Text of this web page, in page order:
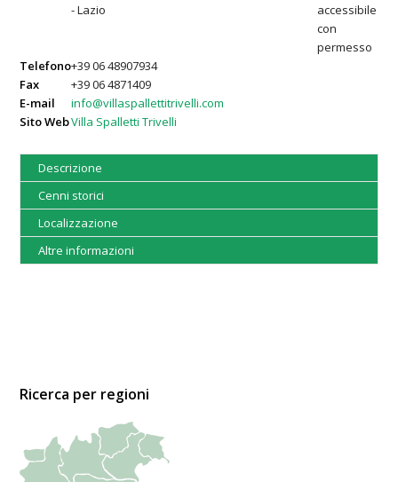
- Lazio
accessibile
con
permesso
Telefono+39 06 48907934
Fax
+39 06 4871409
E-mail
info@villaspallettitrivelli.com
Sito WebVilla Spalletti Trivelli
Descrizione
Cenni storici
Localizzazione
Altre informazioni
Ricerca per regioni